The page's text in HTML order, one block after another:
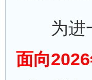
为进一
面向